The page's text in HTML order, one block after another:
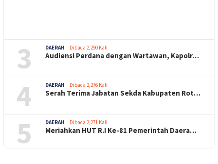
3 DAERAH Dibaca 2,290 Kali
Audiensi Perdana dengan Wartawan, Kapolr…
4 DAERAH Dibaca 2,276 Kali
Serah Terima Jabatan Sekda Kabupaten Rot…
5 DAERAH Dibaca 2,271 Kali
Meriahkan HUT R.I Ke-81 Pemerintah Daera…